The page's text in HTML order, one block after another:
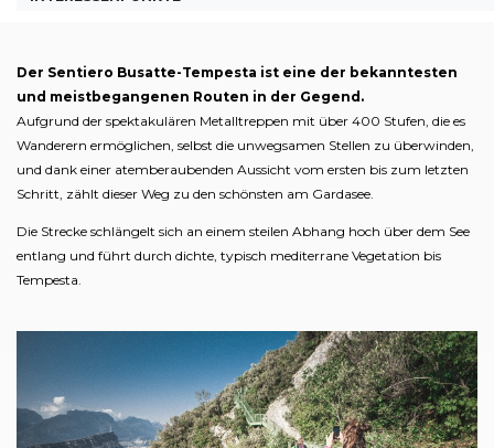
Der Sentiero Busatte-Tempesta ist eine der bekanntesten
und meistbegangenen Routen in der Gegend.
Aufgrund der spektakulären Metalltreppen mit über 400 Stufen, die es
Wanderern ermöglichen, selbst die unwegsamen Stellen zu überwinden,
und dank einer atemberaubenden Aussicht vom ersten bis zum letzten
Schritt, zählt dieser Weg zu den schönsten am Gardasee.
Die Strecke schlängelt sich an einem steilen Abhang hoch über dem See
entlang und führt durch dichte, typisch mediterrane Vegetation bis
Tempesta.